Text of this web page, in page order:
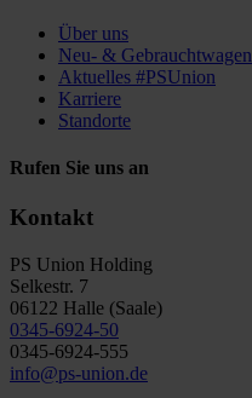
Über uns
Neu- & Gebrauchtwagen
Aktuelles #PSUnion
Karriere
Standorte
Rufen Sie uns an
Kontakt
PS Union Holding
Selkestr. 7
06122 Halle (Saale)
0345-6924-50
0345-6924-555
info@ps-union.de